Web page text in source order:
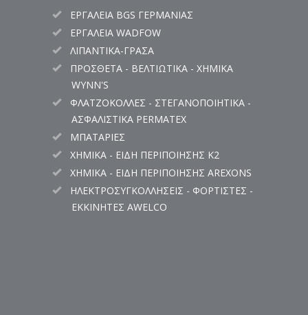
ΕΡΓΑΛΕΙΑ BGS ΓΕΡΜΑΝΙΑΣ
ΕΡΓΑΛΕΙΑ WADFOW
ΛΙΠΑΝΤΙΚΑ-ΓΡΑΣΑ
ΠΡΟΣΘΕΤΑ - ΒΕΛΤΙΩΤΙΚΑ - ΧΗΜΙΚΑ
WYNN'S
ΦΛΑΤΖΟΚΟΛΛΕΣ - ΣΤΕΓΑΝΟΠΟΙΗΤΙΚΑ -
ΑΣΦΑΛΙΣΤΙΚΑ PERMATEX
ΜΠΑΤΑΡΙΕΣ
ΧΗΜΙΚΑ - ΕΙΔΗ ΠΕΡΙΠΟΙΗΣΗΣ K2
ΧΗΜΙΚΑ - ΕΙΔΗ ΠΕΡΙΠΟΙΗΣΗΣ AREXONS
ΗΛΕΚΤΡΟΣΥΓΚΟΛΛΗΣΕΙΣ - ΦΟΡΤΙΣΤΕΣ -
ΕΚΚΙΝΗΤΕΣ AWELCO